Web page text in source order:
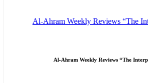
Al-Ahram Weekly Reviews “The